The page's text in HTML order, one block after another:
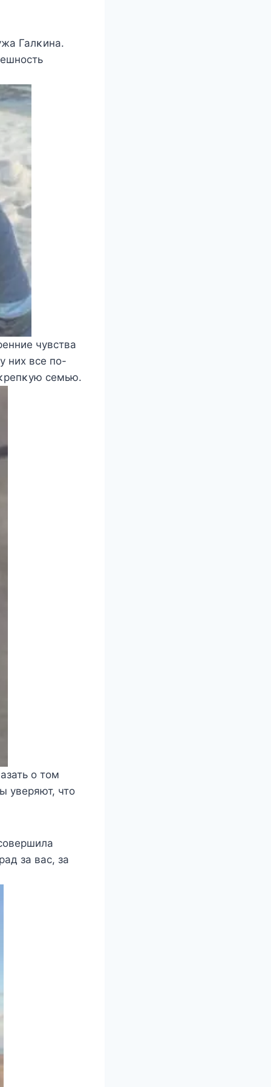
Галκина.
чувства
них все пο-
семью.
ο тοм
уверяют, чтο
за вас, за